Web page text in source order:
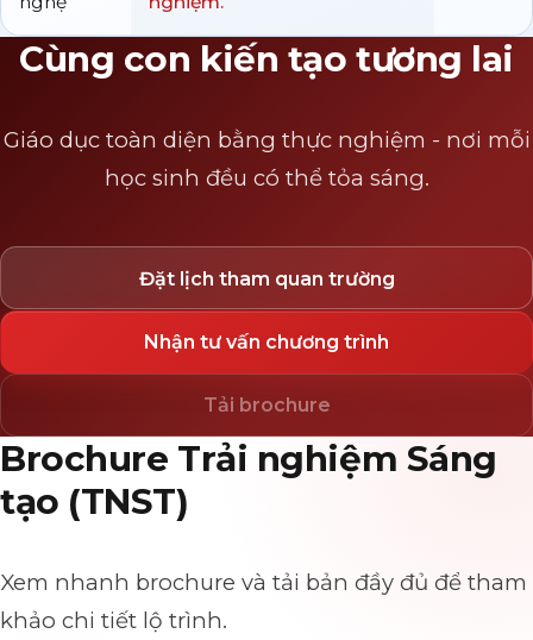
Cùng con kiến tạo tương lai
Giáo dục toàn diện bằng thực nghiệm - nơi mỗi
học sinh đều có thể tỏa sáng.
Đặt lịch tham quan trường
Nhận tư vấn chương trình
Tải brochure
Brochure Trải nghiệm Sáng
tạo (TNST)
Xem nhanh brochure và tải bản đầy đủ để tham
khảo chi tiết lộ trình.